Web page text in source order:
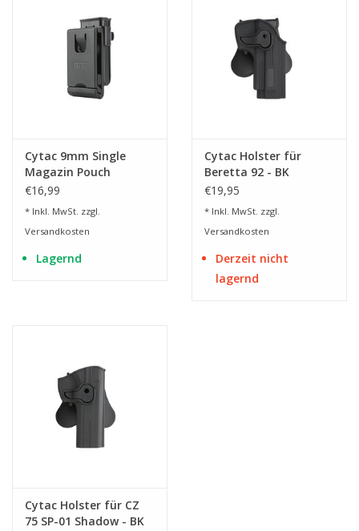
Cytac 9mm Single
Magazin Pouch
Universal - BK
€16,99
* Inkl. MwSt. zzgl.
Versandkosten
Lagernd
Cytac Holster für
Beretta 92 - BK
€19,95
* Inkl. MwSt. zzgl.
Versandkosten
Derzeit nicht
lagernd
Cytac Holster für CZ
75 SP-01 Shadow - BK